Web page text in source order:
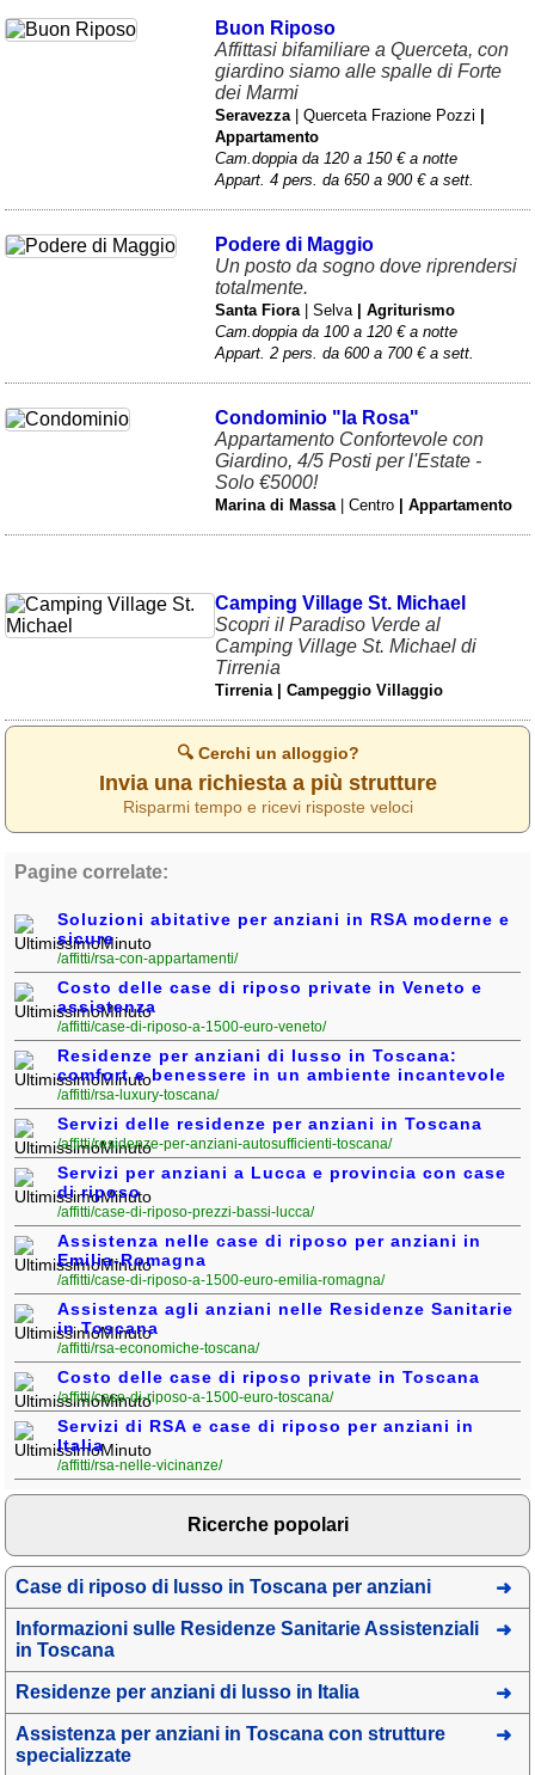
Buon Riposo
Affittasi bifamiliare a Querceta, con
giardino siamo alle spalle di Forte
dei Marmi
Seravezza | Querceta Frazione Pozzi
Appartamento
Cam.doppia da 120 a 150 € a notte
Appart. 4 pers. da 650 a 900 € a sett.
Podere di Maggio
Un posto da sogno dove riprendersi
totalmente.
Santa Fiora | Selva| Agriturismo
Cam.doppia da 100 a 120 € a notte
Appart. 2 pers. da 600 a 700 € a sett.
Condominio "la Rosa"
Appartamento Confortevole con
Giardino, 4/5 Posti per l'Estate -
Solo €5000!
Marina di Massa | Centro | Appartamento
Camping Village St. Michael
Scopri il Paradiso Verde al
Camping Village St. Michael di
Tirrenia
Tirrenia | Campeggio Villaggio
🔍 Cerchi un alloggio?
Invia una richiesta a più strutture
Risparmi tempo e ricevi risposte veloci
Pagine correlate:
Soluzioni abitative per anziani in RSA moderne e
sicure
/affitti/rsa-con-appartamenti/
Costo delle case di riposo private in Veneto e
assistenza
/affitti/case-di-riposo-a-1500-euro-veneto/
Residenze per anziani di lusso in Toscana:
comfort e benessere in un ambiente incantevole
/affitti/rsa-luxury-toscana/
Servizi delle residenze per anziani in Toscana
/affitti/residenze-per-anziani-autosufficienti-toscana/
Servizi per anziani a Lucca e provincia con case
di riposo
/affitti/case-di-riposo-prezzi-bassi-lucca/
Assistenza nelle case di riposo per anziani in
Emilia-Romagna
/affitti/case-di-riposo-a-1500-euro-emilia-romagna/
Assistenza agli anziani nelle Residenze Sanitarie
in Toscana
/affitti/rsa-economiche-toscana/
Costo delle case di riposo private in Toscana
/affitti/case-di-riposo-a-1500-euro-toscana/
Servizi di RSA e case di riposo per anziani in
Italia
/affitti/rsa-nelle-vicinanze/
Ricerche popolari
Case di riposo di lusso in Toscana per anziani
Informazioni sulle Residenze Sanitarie Assistenziali
in Toscana
Residenze per anziani di lusso in Italia
Assistenza per anziani in Toscana con strutture
specializzate